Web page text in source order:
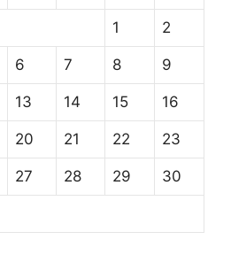
1 2
6 7 8 9
13 14 15 16
20 21 22 23
27 28 29 30